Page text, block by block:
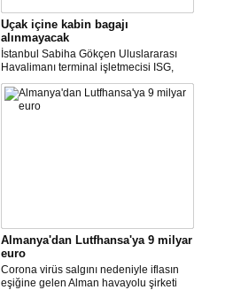
Uçak içine kabin bagajı
alınmayacak
İstanbul Sabiha Gökçen Uluslararası
Havalimanı terminal işletmecisi ISG,
yarın başlayacak iç hat uçuşlarında
uçak içerisine kabin bagajı kabul
edilmeyeceğini duyurdu.
Almanya'dan Lutfhansa'ya 9 milyar
euro
Corona virüs salgını nedeniyle iflasın
eşiğine gelen Alman havayolu şirketi